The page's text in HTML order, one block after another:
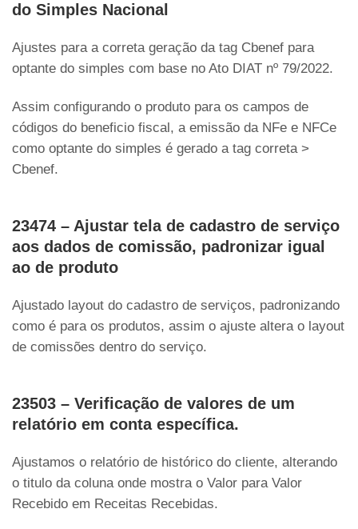
do Simples Nacional
Ajustes para a correta geração da tag Cbenef para
optante do simples com base no Ato DIAT nº 79/2022.
Assim configurando o produto para os campos de
códigos do beneficio fiscal, a emissão da NFe e NFCe
como optante do simples é gerado a tag correta >
Cbenef.
23474 – Ajustar tela de cadastro de serviço
aos dados de comissão, padronizar igual
ao de produto
Ajustado layout do cadastro de serviços, padronizando
como é para os produtos, assim o ajuste altera o layout
de comissões dentro do serviço.
23503 – Verificação de valores de um
relatório em conta específica.
Ajustamos o relatório de histórico do cliente, alterando
o titulo da coluna onde mostra o Valor para Valor
Recebido em Receitas Recebidas.